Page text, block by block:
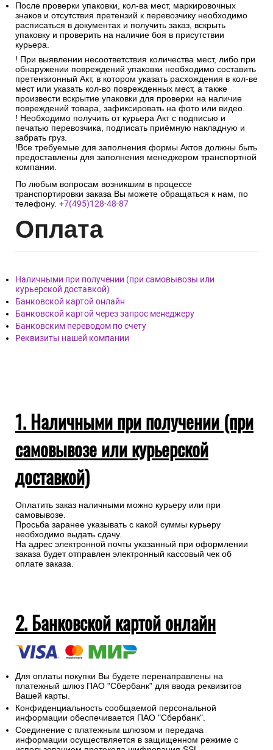
После проверки упаковки, кол-ва мест, маркировочных
знаков и отсутствия претензий к перевозчику необходимо
расписаться в документах и получить заказ, вскрыть
упаковку и проверить на наличие боя в присутствии
курьера.
! При выявлении несоответствия количества мест, либо при
обнаружении повреждений упаковки необходимо составить
претензионный Акт, в котором указать расхождения в кол-ве
мест или указать кол-во поврежденных мест, а также
произвести вскрытие упаковки для проверки на наличие
повреждений товара, зафиксировать на фото или видео.
! Необходимо получить от курьера Акт с подписью и
печатью перевозчика, подписать приёмную накладную и
забрать груз.
!Все требуемые для заполнения формы Актов должны быть
предоставлены для заполнения менеджером транспортной
компании.
По любым вопросам возникшим в процессе
транспортировки заказа Вы можете обращаться к нам, по
телефону. +7(495)128-48-87
Оплата
Наличными при получении (при самовывозы или
курьерской доставкой)
Банковской картой онлайн
Банковской картой через запрос менеджеру
Банковским переводом по счету
Реквизиты нашей компании
1. Наличными при получении (при
самовывозе или курьерской
доставкой)
Оплатить заказ наличными можно курьеру или при
самовывозе.
Просьба заранее указывать с какой суммы курьеру
необходимо выдать сдачу.
На адрес электронной почты указанный при оформлении
заказа будет отправлен электронный кассовый чек об
оплате заказа.
2. Банковской картой онлайн
Для оплаты покупки Вы будете перенаправлены на
платежный шлюз ПАО "Сбербанк" для ввода реквизитов
Вашей карты.
Конфиденциальность сообщаемой персональной
информации обеспечивается ПАО "Сбербанк".
Соединение с платежным шлюзом и передача
информации осуществляется в защищенном режиме с